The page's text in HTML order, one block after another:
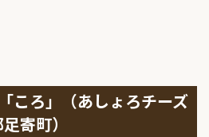
ころ」（あしょろチーズ
寄町）